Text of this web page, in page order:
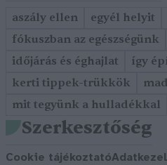
aszály ellen egyél helyit
fókuszban az egészségünk
időjárás és éghajlat
így
kerti tippek-trükkök
mit tegyünk a hulladékkal
Szerkesztőség
Cookie tájékoztató